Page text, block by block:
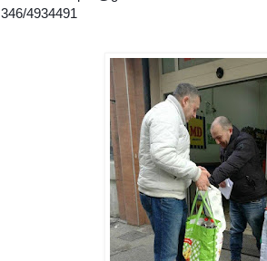
346/4934491